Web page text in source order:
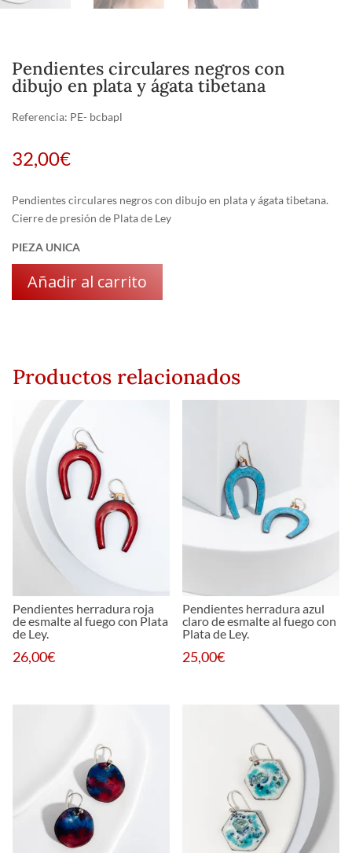
Pendientes circulares negros con
dibujo en plata y ágata tibetana
Referencia: PE- bcbapl
32,00€
Pendientes circulares negros con dibujo en plata y ágata tibetana.
Cierre de presión de Plata de Ley
PIEZA UNICA
Añadir al carrito
Productos relacionados
Pendientes herradura roja
de esmalte al fuego con Plata
de Ley.
26,00€
Pendientes herradura azul
claro de esmalte al fuego con
Plata de Ley.
25,00€